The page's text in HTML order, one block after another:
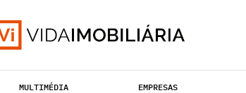
MULTIMÉDIA EMPRESAS